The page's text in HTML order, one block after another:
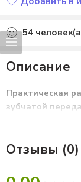
54
Описание
Практическая
зубчатой
Отзывы (0)